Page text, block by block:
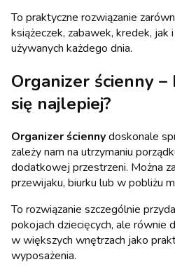
To praktyczne rozwiązanie
książeczek, zabawek, kredek,
używanych każdego dnia.
Organizer ścienny
się najlepiej?
Organizer ściennydoskonale
zależy nam na utrzymaniu
dodatkowej przestrzeni. Można
przewijaku, biurku lub w pobliżu
To rozwiązanie szczególnie
pokojach dziecięcych, ale równie
w większych wnętrzach jako
wyposażenia.